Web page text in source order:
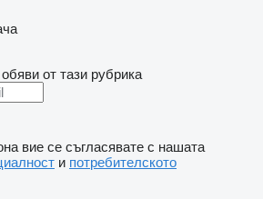
от тази рубрика
вие се съгласявате с нашата
и потребителското